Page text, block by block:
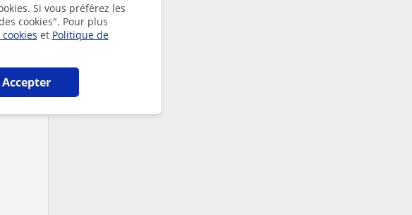
Si vous préférez les
cookies". Pour plus
et Politique de
Accepter